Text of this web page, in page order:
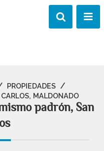
PROPIEDADES /
MALDONADO
padrón, San